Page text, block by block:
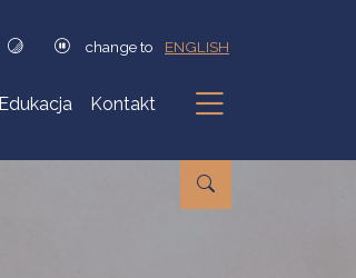
change to ENGLISH
Edukacja Kontakt
Podmenu